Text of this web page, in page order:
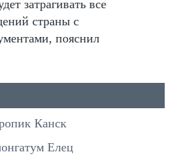
затрагивать все
страны с
пояснил
Канск
Елец